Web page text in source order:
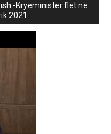
-Kryeministër flet në
2021